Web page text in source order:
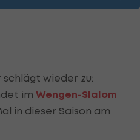
wieder zu:
im Wengen-Slalom
in dieser Saison am